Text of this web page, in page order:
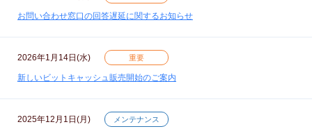
お問い合わせ窓口の回答遅延に関するお知らせ
2026年1月14日(水) 重要
新しいビットキャッシュ販売開始のご案内
2025年12月1日(月) メンテナンス